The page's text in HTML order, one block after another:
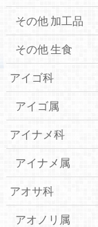
その他 加工品
その他 生食
アイゴ科
アイゴ属
アイナメ科
アイナメ属
アオサ科
アオノリ属